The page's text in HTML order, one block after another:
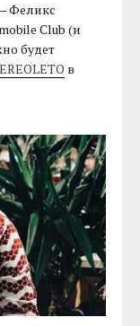
Феликс
Club (и
будет
в